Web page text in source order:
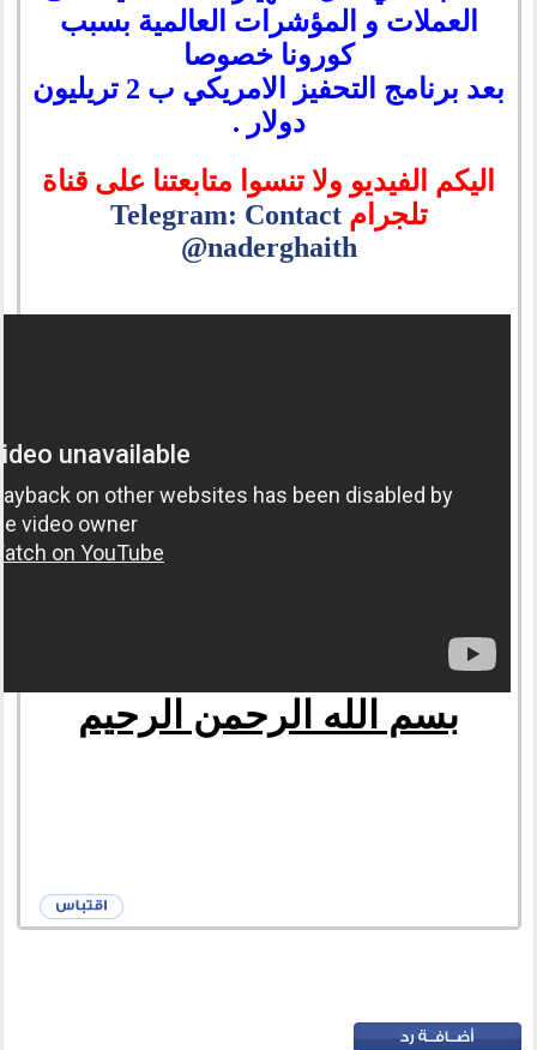
العملات و المؤشرات العالمية بسبب
كورونا خصوصا
بعد برنامج التحفيز الامريكي ب 2 تريليون
دولار .
اليكم الفيديو ولا تنسوا متابعتنا على قناة
تلجرامTelegram: Contact
@naderghaith
بسم الله الرحمن الرحيم